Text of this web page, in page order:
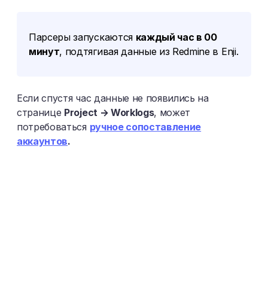
Парсеры запускаются каждый час в 00
минут, подтягивая данные из Redmine в Enji.
Если спустя час данные не появились на
странице Project → Worklogs, может
потребоваться ручное сопоставление
аккаунтов.